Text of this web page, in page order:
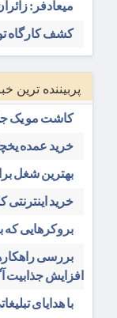
میعادفر:
کشف کارگاه
پربیننده ترین
کاشت مو یک
خرید عمده
بهترین شغل
خرید
بروکرهایی‌ که
بررسی
افزایش جذابیت
با هدایای